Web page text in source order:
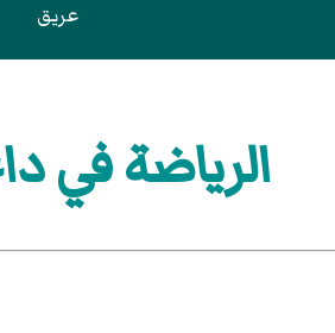
عريق
الرياضة في